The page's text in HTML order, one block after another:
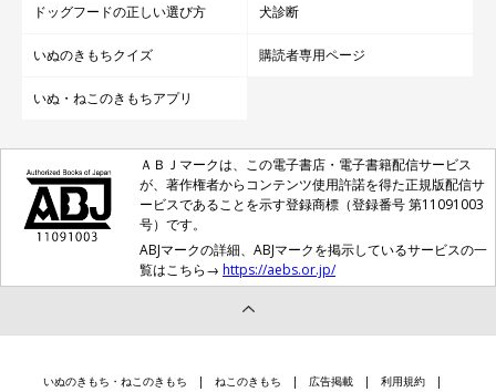
ドッグフードの正しい選び方 犬診断
いぬのきもちクイズ 購読者専用ページ
いぬ・ねこのきもちアプリ
ＡＢＪマークは、この電子書店・電子書籍配信サービス
が、著作権者からコンテンツ使用許諾を得た正規版配信サ
ービスであることを示す登録商標（登録番号 第11091003
号）です。
ABJマークの詳細、ABJマークを掲示しているサービスの一
覧はこちら→ https://aebs.or.jp/
いぬのきもち・ねこのきもち ねこのきもち 広告掲載 利用規約